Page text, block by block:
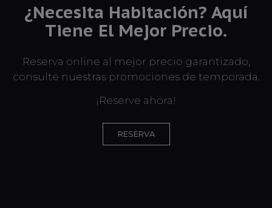
¿Necesita Habitación? Aquí
Tiene El Mejor Precio.
Reserva online al mejor precio garantizado,
consulte nuestras promociones de temporada.
¡Reserve ahora!
RESERVA